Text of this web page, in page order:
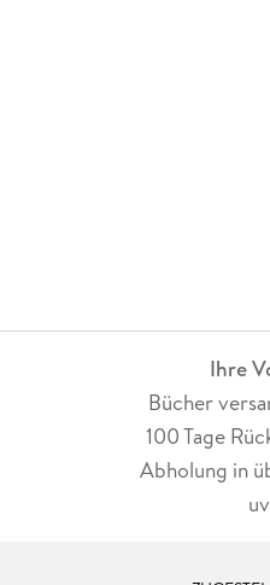
Ihre
Bücher
100 Tage
Abholung in